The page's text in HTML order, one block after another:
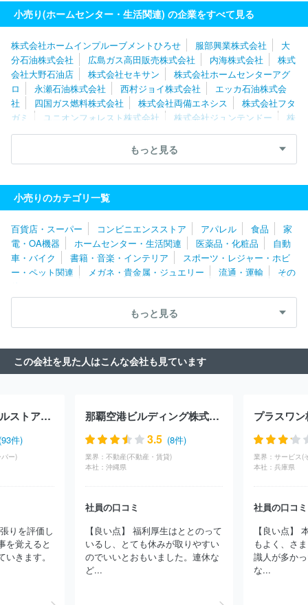
商事株式会社 株式会社津田屋
小売り(ホームセンター・生活関連) の企業をすべて見る
株式会社ホームインプルーブメントひろせ 服部興業株式会社
大
分石油株式会社
広島ガス高田販売株式会社 内海株式会社
株式
会社大野石油店
株式会社セキサン
株式会社ホームセンターアグ
ロ
永瀬石油株式会社 西村ジョイ株式会社
エッカ石油株式会
社
四国ガス燃料株式会社 株式会社両備エネシス
株式会社フタ
ガミ
ユニオンフォレスト株式会社 株式会社ジュンテンドー
株
式会社山岸
株式会社シバタ 富山石油株式会社
株式会社坪井花
柴田石油株式会社
株式会社タカサ
ワ
名張近鉄ガス株式会社
株式会社綿半ホームエイド
コーナン商事
株式会社
ロイヤルホームセンター株式会社
会社
山形酸素株式会社 両毛丸善株式会社
佐藤燃料株式会社
カナイ石油株式会社
ＤＣＭニコット株式会社
株式会社山新
株式会社島忠
株式会社カインズ 株式会社ジョイフル本田
宇
田川株式会社
茂田石油株式会社 株式会社いちたかガスワン
株
株式会社湯浅 第一園芸株式会社
ル販売株式会社
アークランズ株式会社
グッドライフサーラ関東
株式会社
株式会社日比谷花壇 株式会社ケイフローリスト
ＥＯＳグローブエナジー株式会社
株式会社イエスト
株式会社京
社
阿南重工業株式会社 熊谷化学株式会社
株式会社みちのくク
ボタ
株式会社ウミライ 吉村アクティブ産業株式会社
田中実業
株式会社
銚子燃料株式会社
チエネ
播州農機販売株式会社 株式会社奈良自動車学校
ＪＡ茨
株式会社ホクレン油機サービス
株式会社乳井
石
有限会社サワノ商会 岐菱商事株式会社
湘南液化ガス株式会
社
ほか(1090件)
もっと見る
小売りのカテゴリ一覧
百貨店・スーパー コンビニエンスストア アパレル 食品
家
電・OA機器
ホームセンター・生活関連 医薬品・化粧品
自動
車・バイク
書籍・音楽・インテリア
スポーツ・レジャー・ホビ
ー・ペット関連
メガネ・貴金属・ジュエリー 流通・運輸
その
もっと見る
この会社を見た人はこんな会社も見ています
株式会社トライアルストアーズ
件)
ー)
りを評価し
を覚えると
きます。
那覇空港ビルディング株式会社
3.5 (8件)
業界： 不動産(不動産・賃貸)
本社： 沖縄県
社員の口コミ
【良い点】 福利厚生はととのって
いるし、とても休みが取りやすい
のでいいとおもいました。連休な
ど...
プラスワ
業界： サービス(
本社： 兵庫県
社員の口コミ
【良い点】
もよく、さ
識人が多か
な...